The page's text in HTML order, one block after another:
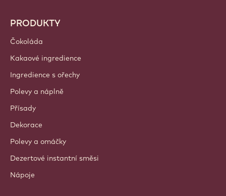
PRODUKTY
Čokoláda
Kakaové ingredience
Ingredience s ořechy
Polevy a náplně
Přísady
Dekorace
Polevy a omáčky
Dezertové instantní směsi
Nápoje